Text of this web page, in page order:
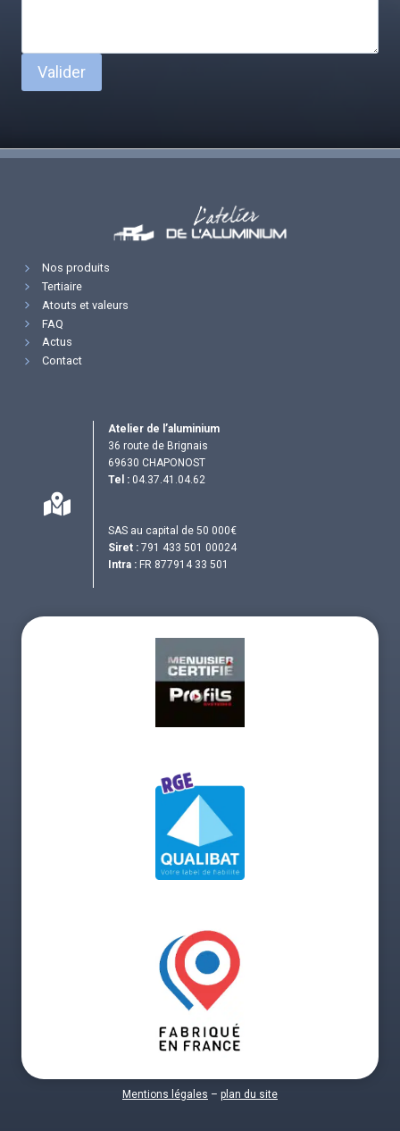
Valider
Nos produits
Tertiaire
Atouts et valeurs
FAQ
Actus
Contact
Atelier de l’aluminium
36 route de Brignais
69630 CHAPONOST
Tel : 04.37.41.04.62
SAS au capital de 50 000€
Siret : 791 433 501 00024
Intra : FR 877914 33 501
Mentions légales – plan du site